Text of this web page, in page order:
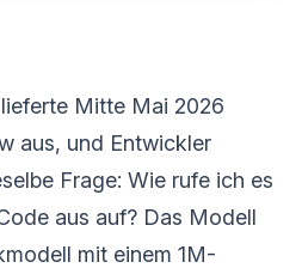
Mitte Mai 2026
aus, und Entwickler
Frage: Wie rufe ich es
aus auf? Das Modell
mit einem 1M-